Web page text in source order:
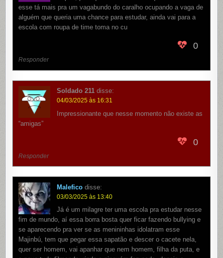
esse tá mais pra um vagabundo do caralho ocupando a vaga de
alguém que queria uma chance para estudar, ainda vai para a
escola com roupa de time toma no cu
0
Responder
Soldado 211 disse:
04/03/2025 às 16:31
Impressionante que nesse momento não existe as
“amigas”
0
Responder
Malefico disse:
03/03/2025 às 13:40
Já é um milagre ter uma escola pra estudar nesse
fim de mundo, aí essa borra bosta quer ficar fazendo bullying e
se aparecendo pra ver se as menininhas idolatram esse
Majinbú, tem que pegar essa sapatão e descer o cacete nela,
quer ser homem, vai apanhar que nem homem, filha da puta, e